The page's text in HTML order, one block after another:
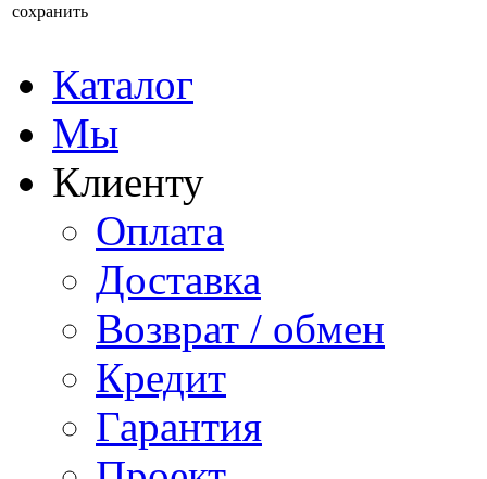
сохранить
Каталог
Мы
Клиенту
Оплата
Доставка
Возврат / обмен
Кредит
Гарантия